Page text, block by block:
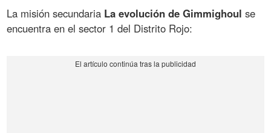
La misión secundaria La evolución de Gimmighoul se
encuentra en el sector 1 del Distrito Rojo: